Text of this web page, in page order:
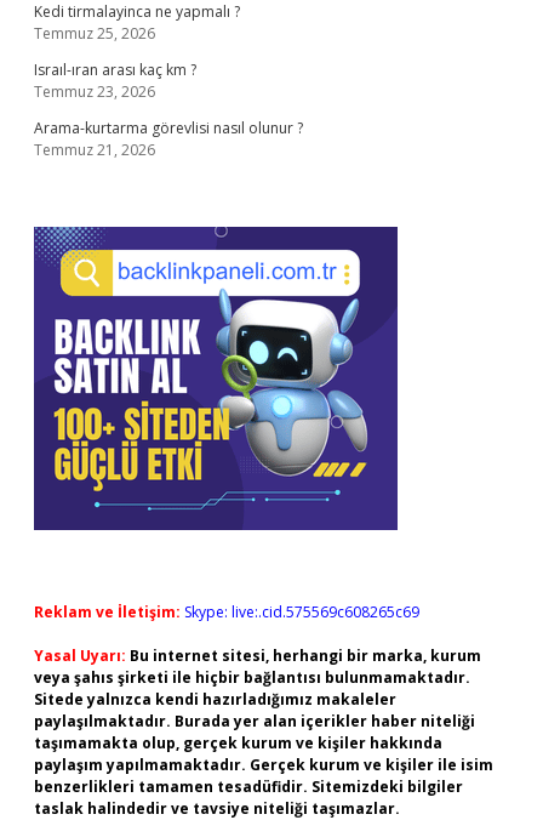
Kedi tirmalayinca ne yapmalı ?
Temmuz 25, 2026
Israıl-ıran arası kaç km ?
Temmuz 23, 2026
Arama-kurtarma görevlisi nasıl olunur ?
Temmuz 21, 2026
Reklam ve İletişim: Skype: live:.cid.575569c608265c69
Yasal Uyarı: Bu internet sitesi, herhangi bir marka, kurum
veya şahıs şirketi ile hiçbir bağlantısı bulunmamaktadır.
Sitede yalnızca kendi hazırladığımız makaleler
paylaşılmaktadır. Burada yer alan içerikler haber niteliği
taşımamakta olup, gerçek kurum ve kişiler hakkında
paylaşım yapılmamaktadır. Gerçek kurum ve kişiler ile isim
benzerlikleri tamamen tesadüfidir. Sitemizdeki bilgiler
taslak halindedir ve tavsiye niteliği taşımazlar.